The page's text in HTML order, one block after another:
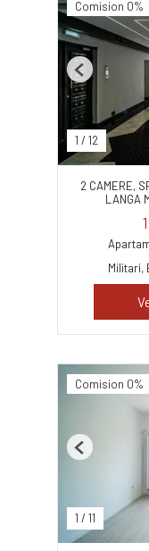
Comision 0%
1 / 12
Previous
2 CAMERE,
LANGA
Militari,
Comision 0%
1 / 11
Previous